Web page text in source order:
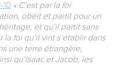
10 « C’est par la foi
obéit et partit pour un
et qu’il partit sans
la foi qu’il vint s’établir dans
une terre étrangère,
qu’Isaac et Jacob, les